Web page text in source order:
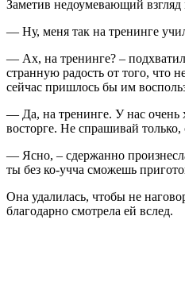
Заметив недоумевающий взгляд
— Ну, меня так на тренинге
— Ах, на тренинге? –
странную радость от того, что
сейчас пришлось бы им
— Да, на тренинге. У нас очень
восторге. Не спрашивай
— Ясно, – сдержанно
ты без ко-учча сможешь
Она удалилась, чтобы не
благодарно смотрела ей вслед.